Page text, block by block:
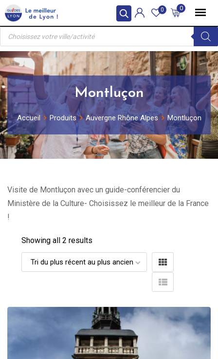
Skip
to
content
0
0
Recherche
produits
Montluçon
Accueil Produits Auvergne Rhône Alpes Montluçon
Visite de Montluçon avec un guide-conférencier du
Ministère de la Culture- Choisissez le meilleur de la France
!
Showing all 2 results